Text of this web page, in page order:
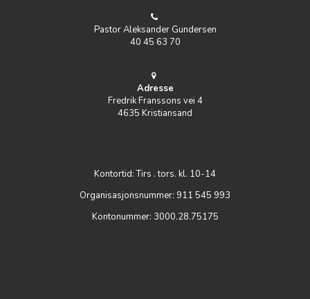
Pastor Aleksander Gundersen
40 45 63 70
Adresse
Fredrik Franssons vei 4
4635 Kristiansand
Kontortid: Tirs . tors. kl. 10-14
Organisasjonsnummer: 911 545 993
Kontonummer: 3000.28.75175